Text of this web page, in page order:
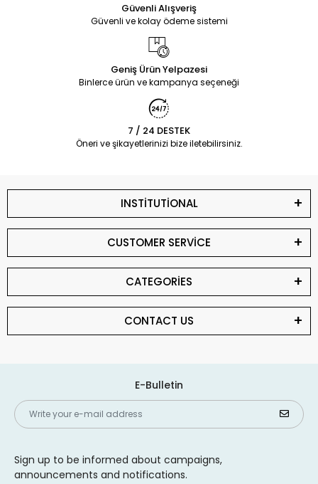
Güvenli Alışveriş
Güvenli ve kolay ödeme sistemi
Geniş Ürün Yelpazesi
Binlerce ürün ve kampanya seçeneği
7 / 24 DESTEK
Öneri ve şikayetlerinizi bize iletebilirsiniz.
INSTİTUTİONAL
CUSTOMER SERVİCE
CATEGORİES
CONTACT US
E-Bulletin
Sign up to be informed about campaigns,
announcements and notifications.